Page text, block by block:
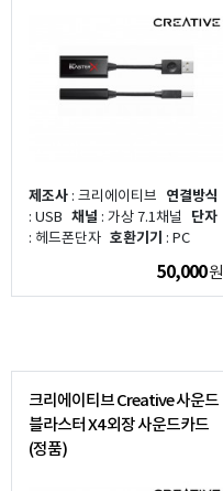
제조사 : 크리에이티브 연결방식
: USB 채널 : 가상 7.1채널
단자
: 헤드폰단자 호환기기 : PC
50,000원
크리에이티브 Creative 사운드
블라스터 X4 외장 사운드카드
(정품)